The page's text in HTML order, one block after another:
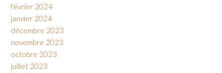
février 2024
janvier 2024
décembre 2023
novembre 2023
octobre 2023
juillet 2023